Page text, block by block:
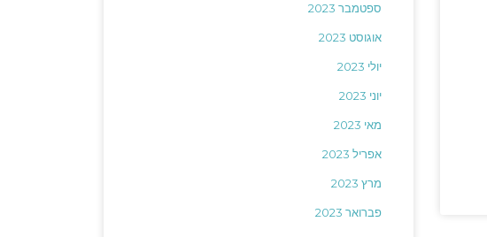
ספטמבר 2023
אוגוסט 2023
יולי 2023
יוני 2023
מאי 2023
אפריל 2023
מרץ 2023
פברואר 2023